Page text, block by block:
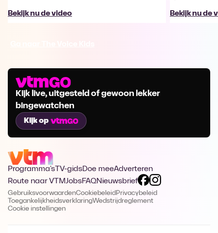
Bekijk nu de video Bekijk nu de
Kijk live, uitgesteld of gewoon lekker
bingewatchen
Kijk op
Programma's TV-gidsDoe meeAdverteren
Route naar VTMJobsFAQNieuwsbrief
GebruiksvoorwaardenCookiebeleid Privacybeleid
ToegankelijkheidsverklaringWedstrijdreglement
Cookie instellingen